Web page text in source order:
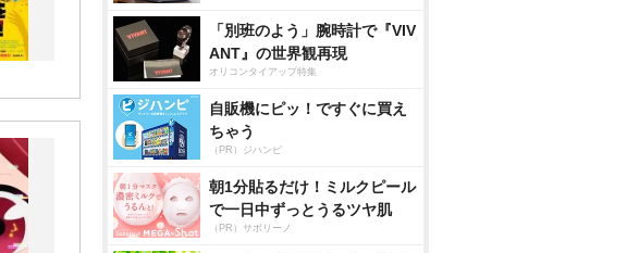
「別班のよう」腕時計で『VIV
ANT』の世界観再現
オリコンタイアップ特集
自販機にピッ！ですぐに買え
ちゃう
（PR）ジハンピ
朝1分貼るだけ！ミルクピール
で一日中ずっとうるツヤ肌
（PR）サボリーノ